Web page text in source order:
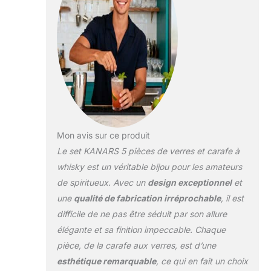
boissons alcoolisées
dans les verres à
l’ancienne qui ont été
magistralement conçus
dans un design de belle
tournure classique,
avec distinctif lumière
réfléchissante
cristallines détaillant.
réceptions officielles et
d’usage quotidien ;
servir et les faire griller
votre plus chère
whisky, bourbon et
scotch dans le style
avec cette carafe de vin
à une pendaison de
crémaillère, mariage ou
retraite fonctions. 100
% sans plomb. SIP,
Mon avis sur ce produit
Le set KANARS 5 pièces de verres et carafe à
whisky est un véritable bijou pour les amateurs
de spiritueux. Avec un design exceptionnelet
une qualité de fabrication irréprochable, il est
difficile de ne pas être séduit par son allure
élégante et sa finition impeccable. Chaque
pièce, de la carafe aux verres, est d’une
esthétique remarquable, ce qui en fait un choix